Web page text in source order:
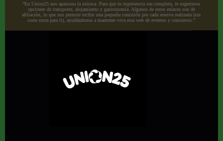
“En Union25 nos apasiona la música. Para que tu experiencia sea completa, te sugerimos
opciones de transporte, alojamiento y gastronomía. Algunos de estos enlaces son de
afiliación, lo que nos permite recibir una pequeña comisión por cada reserva realizada (sin
coste extra para ti), ayudándonos a mantener viva esta web de eventos y conciertos.”